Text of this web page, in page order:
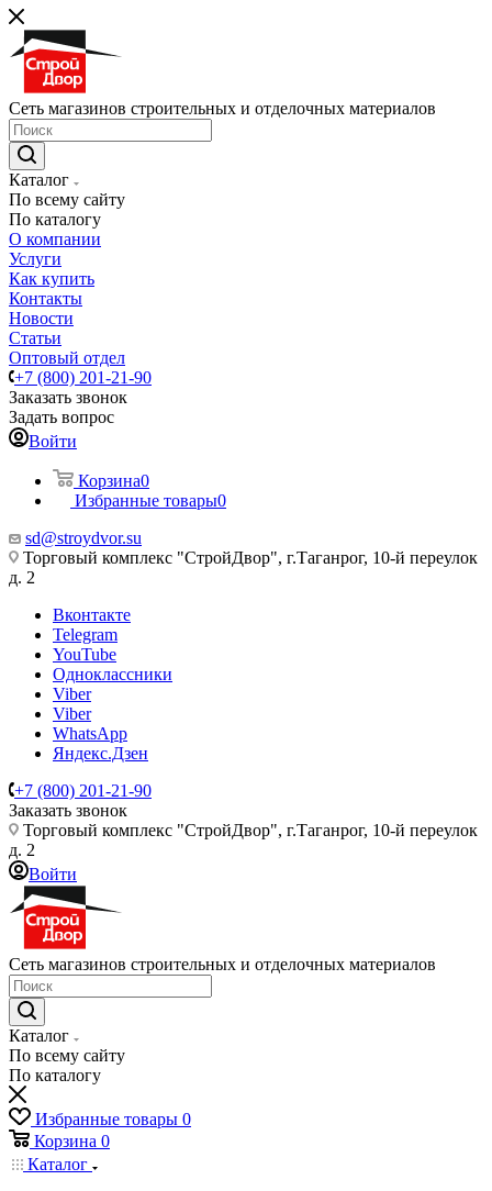
Сеть магазинов строительных и отделочных материалов
Каталог
По всему сайту
По каталогу
О компании
Услуги
Как купить
Контакты
Новости
Статьи
Оптовый отдел
+7 (800) 201-21-90
Заказать звонок
Задать вопрос
Войти
Корзина0
Избранные товары0
sd@stroydvor.su
Торговый комплекс "СтройДвор", г.Таганрог, 10-й переулок
д. 2
Вконтакте
Telegram
YouTube
Одноклассники
Viber
Viber
WhatsApp
Яндекс.Дзен
+7 (800) 201-21-90
Заказать звонок
Торговый комплекс "СтройДвор", г.Таганрог, 10-й переулок
д. 2
Войти
Сеть магазинов строительных и отделочных материалов
Каталог
По всему сайту
По каталогу
Избранные товары 0
Корзина 0
Каталог